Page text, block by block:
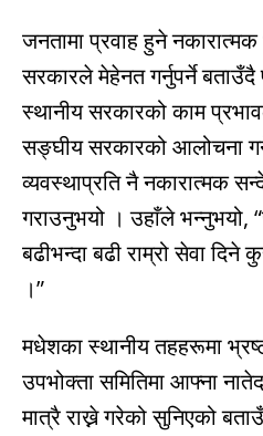
जनतामा प्रवाह हुने नकारात्मक
सरकारले मेहेनत गर्नुपर्ने
स्थानीय सरकारको काम
सङ्घीय सरकारको आलोचना
व्यवस्थाप्रति नै नकारात्मक
गराउनुभयो । उहाँले भन्नुभयो,
बढीभन्दा बढी राम्रो सेवा दिने
।”
मधेशका स्थानीय तहहरूमा
उपभोक्ता समितिमा आफ्ना
मात्रै राख्ने गरेको सुनिएको